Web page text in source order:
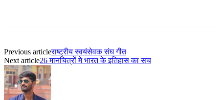
Previous articleराष्ट्रीय स्वयंसेवक संघ गीत
Next article26 मानचित्रों मे भारत के इतिहास का सच